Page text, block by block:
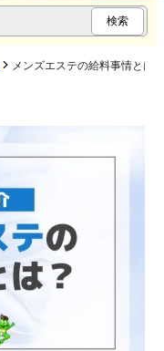
メンズエステの給料事情とは